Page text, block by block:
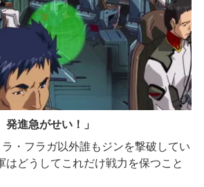
発進急がせい！」
・フラガ以外誰もジンを撃破してい
はどうしてこれだけ戦力を保つこと